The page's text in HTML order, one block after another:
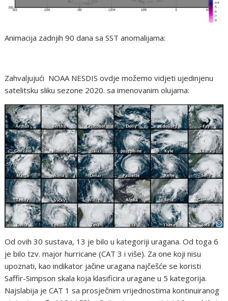
Animacija zadnjih 90 dana sa SST anomalijama:
Zahvaljujući NOAA NESDIS ovdje možemo vidjeti ujedinjenu
satelitsku sliku sezone 2020. sa imenovanim olujama:
Od ovih 30 sustava, 13 je bilo u kategoriji uragana. Od toga 6
je bilo tzv. major hurricane (CAT 3 i više). Za one koji nisu
upoznati, kao indikator jačine uragana najčešće se koristi
Saffir-Simpson skala koja klasificira uragane u 5 kategorija.
Najslabija je CAT 1 sa prosječnim vrijednostima kontinuiranog